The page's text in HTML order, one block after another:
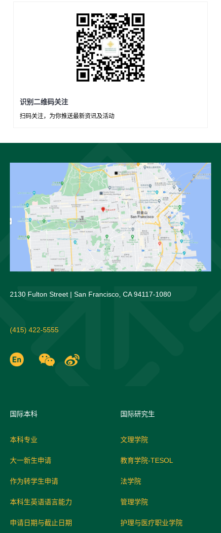
识别二维码关注
扫码关注，为你推送最新资讯及活动
2130 Fulton Street | San Francisco, CA 94117-1080
(415) 422-5555
国际本科
本科专业
大一新生申请
作为转学生申请
本科生英语语言能力
申请日期与截止日期
国际研究生
文理学院
教育学院-TESOL
法学院
管理学院
护理与医疗职业学院